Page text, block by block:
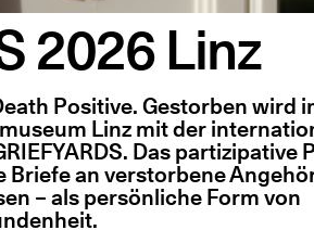
2026 Linz
Positive. Gestorben wird
Linz mit der
Das partizipative
Briefe an verstorbene
– als persönliche Form von